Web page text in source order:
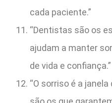
cada paciente.”
“Dentistas são os
ajudam a manter
de vida e confiança.”
“O sorriso é a